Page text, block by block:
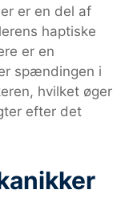
er en del af
haptiske
er en
spændingen i
hvilket øger
efter det